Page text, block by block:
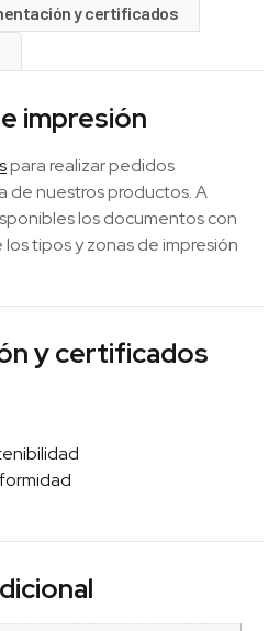
y certificados
impresión
para realizar pedidos
de nuestros productos. A
los documentos con
tipos y zonas de impresión
y certificados